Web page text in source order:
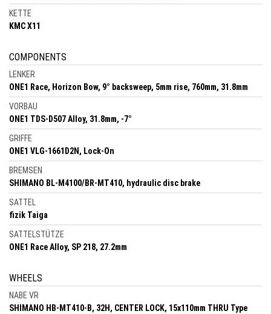
KETTE
KMC X11
COMPONENTS
LENKER
ONE1 Race, Horizon Bow, 9° backsweep, 5mm rise, 760mm, 31.8mm
VORBAU
ONE1 TDS-D507 Alloy, 31.8mm, -7°
GRIFFE
ONE1 VLG-1661D2N, Lock-On
BREMSEN
SHIMANO BL-M4100/BR-MT410, hydraulic disc brake
SATTEL
fizik Taiga
SATTELSTÜTZE
ONE1 Race Alloy, SP 218, 27.2mm
WHEELS
NABE VR
SHIMANO HB-MT410-B, 32H, CENTER LOCK, 15x110mm THRU Type